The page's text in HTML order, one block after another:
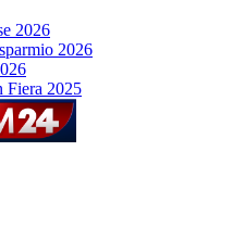
2026
2026
2025